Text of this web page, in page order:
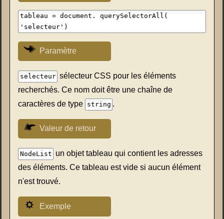
tableau = document. querySelectorAll(
'selecteur')
Paramètre
selecteur sélecteur CSS pour les éléments
recherchés. Ce nom doit être une chaîne de
caractères de type string .
Valeur de retour
NodeList un objet tableau qui contient les adresses
des éléments. Ce tableau est vide si aucun élément
n'est trouvé.
Exemple